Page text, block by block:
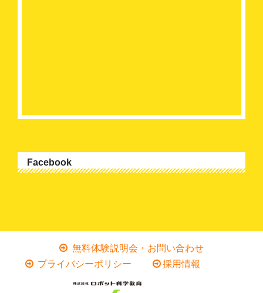
Facebook
無料体験説明会・お問い合わせ
プライバシーポリシー
採用情報